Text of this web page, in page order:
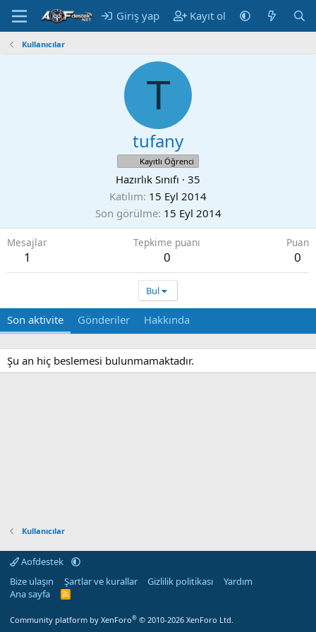
Giriş yap Kayıt ol
Kullanıcılar
T
tufany
Kayıtlı Öğrenci
Hazırlık Sınıfı · 35
Katılım 15 Eyl 2014
Son görülme 15 Eyl 2014
Mesajlar
1
Tepkime puanı
0
Puan
0
Bul
Son aktivite Gönderiler Hakkında
Şu an hiç beslemesi bulunmamaktadır.
Kullanıcılar
Aofdestek
Bize ulaşın
Şartlar ve kurallar Gizlilik politikası
Yardım
Ana sayfa
R
Community platform by XenForo® © 2010-2026 XenForo Ltd.